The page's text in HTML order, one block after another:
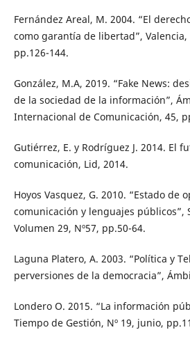
Fernández Areal, M. 2004. “El
como garantía de libertad”, Valencia,
pp.126-144.
González, M.A, 2019. “Fake News:
de la sociedad de la información”,
Internacional de Comunicación, 45,
Gutiérrez, E. y Rodríguez J. 2014. El
comunicación, Lid, 2014.
Hoyos Vasquez, G. 2010. “Estado de
comunicación y lenguajes públicos”,
Volumen 29, Nº57, pp.50-64.
Laguna Platero, A. 2003. “Política y
perversiones de la democracia”,
Londero O. 2015. “La información
Tiempo de Gestión, Nº 19, junio,